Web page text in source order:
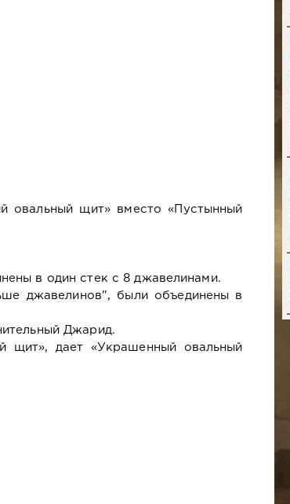
овальный щит» вместо «Пустынный
в один стек с 8 джавелинами.
джавелинов", были объединены в
Джарид.
щит», дает «Украшенный овальный